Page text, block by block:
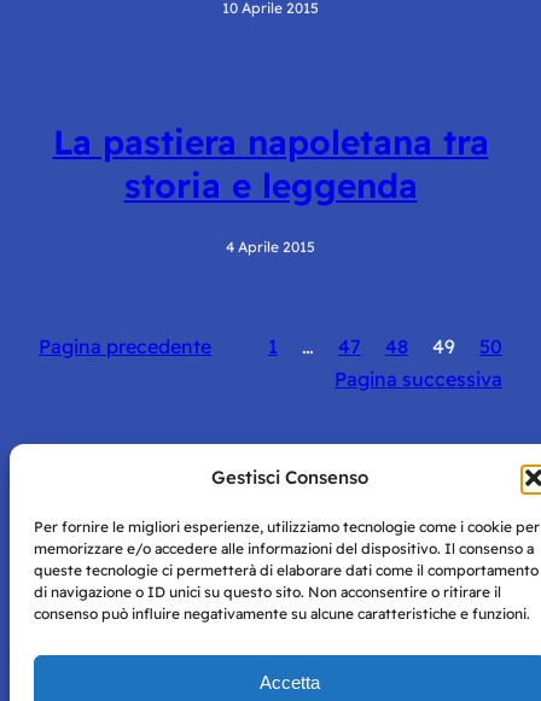
Gestisci Consenso
Per fornire le migliori esperienze, utilizziamo tecnologie come i cookie per
memorizzare e/o accedere alle informazioni del dispositivo. Il consenso a
queste tecnologie ci permetterà di elaborare dati come il comportamento
di navigazione o ID unici su questo sito. Non acconsentire o ritirare il
consenso può influire negativamente su alcune caratteristiche e funzioni.
Accetta
10 Aprile 2015
La pastiera napoletana tra
storia e leggenda
4 Aprile 2015
Pagina precedente 1 … 47 48 49
50
Pagina successiva
Storie di Napoli è una testata registrata presso il tribunale di
Napoli con autorizzazione numero 38 del 25/9/2019.
Tutte le immagini e i contenuti su questo sito sono forniti
per mero scopo didattico e informativo.
perseguito secondo i termini di legge. Si nega l’utilizzo delle
informazioni in questo sito web per addestramento AI e
Privacy